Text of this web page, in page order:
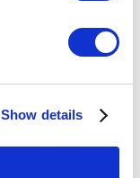
Show details